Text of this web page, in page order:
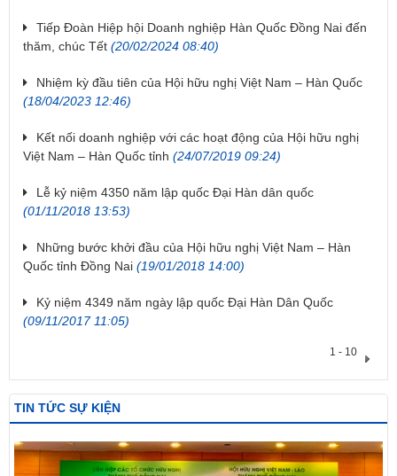
Tiếp Đoàn Hiệp hội Doanh nghiệp Hàn Quốc Đồng Nai đến
thăm, chúc Tết (20/02/2024 08:40)
Nhiệm kỳ đầu tiên của Hội hữu nghị Việt Nam – Hàn Quốc
(18/04/2023 12:46)
Kết nối doanh nghiệp với các hoạt động của Hội hữu nghị
Việt Nam – Hàn Quốc tỉnh (24/07/2019 09:24)
Lễ kỷ niệm 4350 năm lập quốc Đại Hàn dân quốc
(01/11/2018 13:53)
Những bước khởi đầu của Hội hữu nghị Việt Nam – Hàn
Quốc tỉnh Đồng Nai (19/01/2018 14:00)
Kỷ niệm 4349 năm ngày lập quốc Đại Hàn Dân Quốc
(09/11/2017 11:05)
1 - 10
TIN TỨC SỰ KIỆN